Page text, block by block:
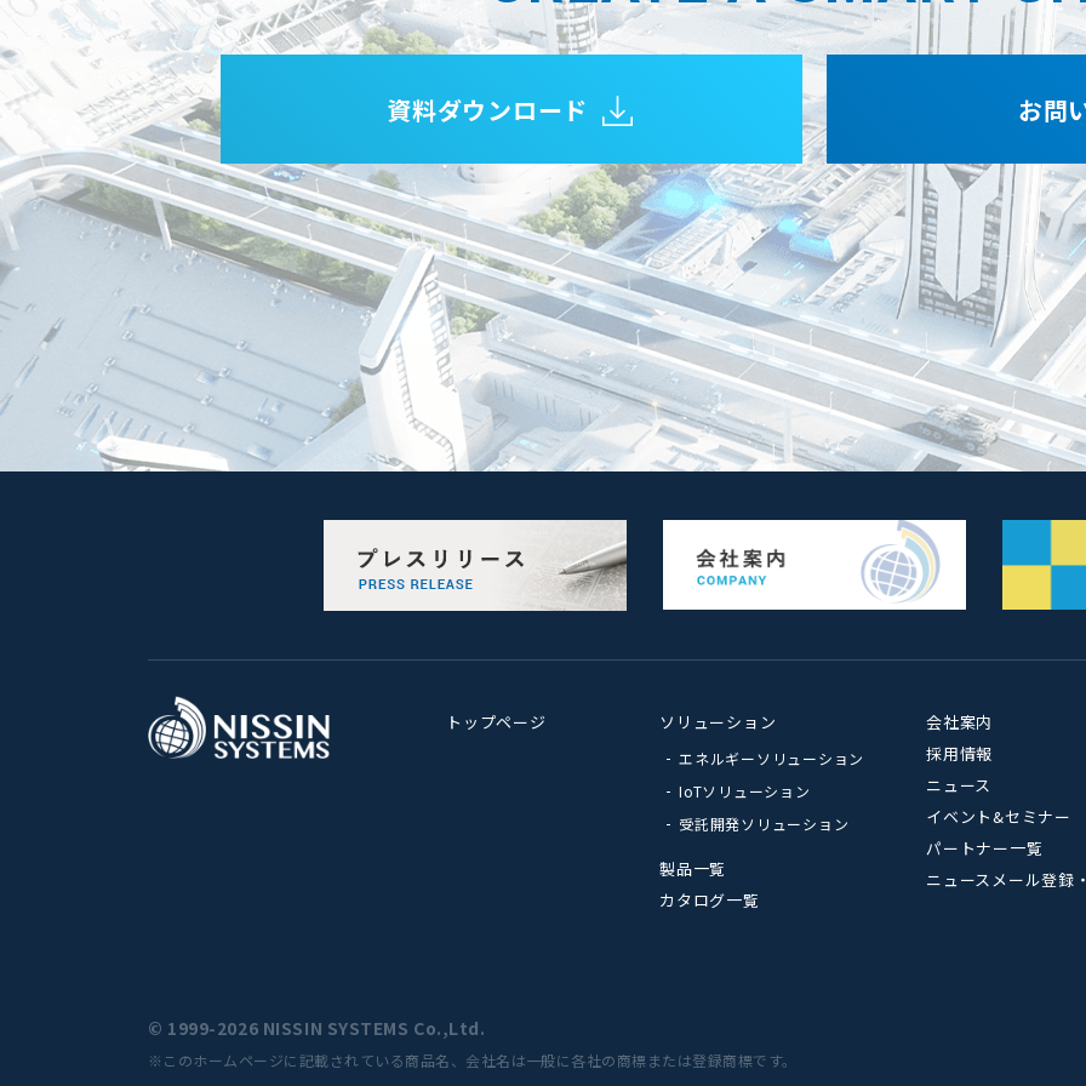
資料ダウンロード お問
トップページ ソリューション
エネルギーソリューション
IoTソリューション
受託開発ソリューション
製品一覧
カタログ一覧
会社案内
採用情報
ニュース
イベント&セミナー
パートナー一覧
ニュースメール登録
© 1999-2026 NISSIN SYSTEMS Co.,Ltd.
※このホームページに記載されている商品名、会社名は一般に各社の商標または登録商標です。